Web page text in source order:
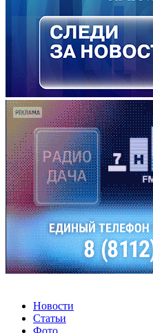
Новости
Статьи